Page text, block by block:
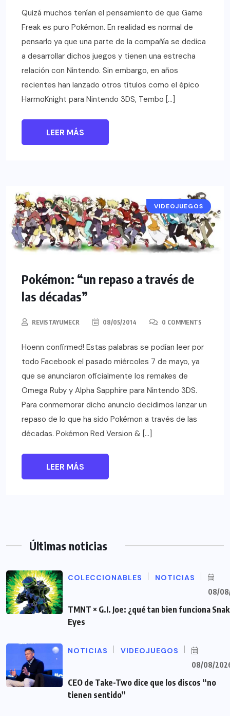
Quizá muchos tenían el pensamiento de que Game
Freak es puro Pokémon. En realidad es normal de
pensarlo ya que una parte de la compañía se dedica
a desarrollar dichos juegos y tienen una estrecha
relación con Nintendo. Sin embargo, en años
recientes han lanzado otros títulos como el épico
HarmoKnight para Nintendo 3DS, Tembo […]
LEER MÁS
VIDEOJUEGOS
Pokémon: “un repaso a través de
las décadas”
REVISTAYUMECR 08/05/2014 0 COMMENTS
Hoenn confirmed! Estas palabras se podían leer por
todo Facebook el pasado miércoles 7 de mayo, ya
que se anunciaron oficialmente los remakes de
Omega Ruby y Alpha Sapphire para Nintendo 3DS.
Para conmemorar dicho anuncio decidimos lanzar un
repaso de lo que ha sido Pokémon a través de las
décadas. Pokémon Red Version & […]
LEER MÁS
Últimas noticias
COLECCIONABLES NOTICIAS
08/
TMNT × G.I. Joe: ¿qué tan bien funciona
Eyes
NOTICIAS VIDEOJUEGOS
08/08/
CEO de Take-Two dice que los discos “no
tienen sentido”